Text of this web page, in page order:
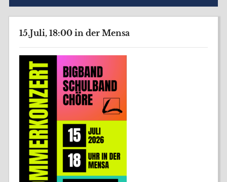
15.Juli, 18:00 in der Mensa